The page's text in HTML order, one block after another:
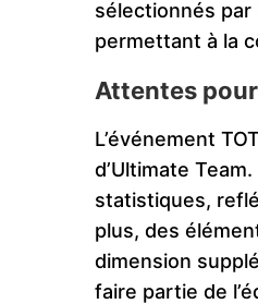
sélectionnés
permettant à la
Attentes pour
L’événement
d’Ultimate
statistiques,
plus, des
dimension
faire partie de